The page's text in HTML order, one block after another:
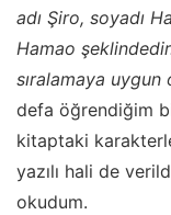
adı Şiro, soyadı
Hamao
sıralamaya uygun
defa öğrendiğim
kitaptaki
yazılı hali de
okudum.